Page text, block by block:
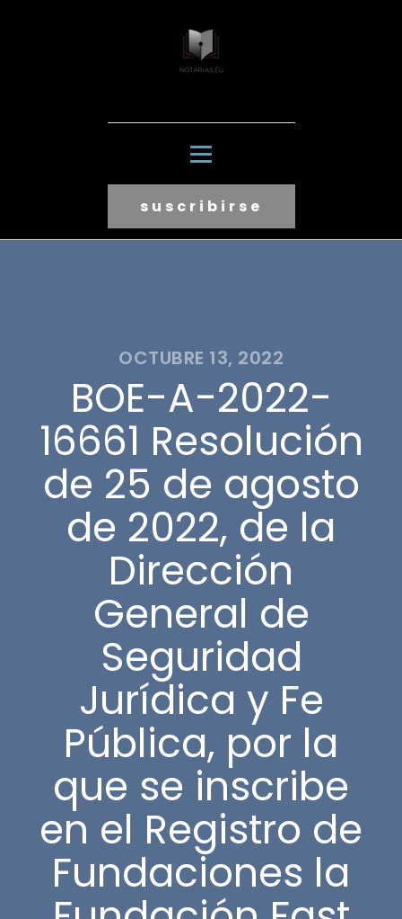
suscribirse
OCTUBRE 13, 2022
BOE-A-2022-
16661 Resolución
de 25 de agosto
de 2022, de la
Dirección
General de
Seguridad
Jurídica y Fe
Pública, por la
que se inscribe
en el Registro de
Fundaciones la